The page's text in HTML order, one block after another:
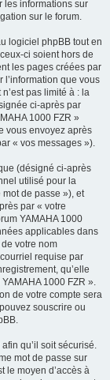
les informations sur
sur le forum.
logiciel phpBB tout en
ci soient hors de
les pages créées par
l’information que vous
pas limité à : la
ci-après par
1000 FZR »
vous envoyez après
« vos messages »).
(désigné ci-après
utilisé pour la
de passe »), et
par « votre
YAMAHA 1000
applicables dans
votre nom
requise par
qu’elle
1000 FZR ».
de votre compte sera
souscrire ou
qu’il soit sécurisé.
mot de passe sur
le moyen d’accès à